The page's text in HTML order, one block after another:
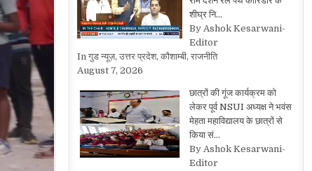
शीघ्र नि…
By Ashok Kesarwani-
Editor
In गुड न्यूज़, उत्तर प्रदेश, कौशाम्बी, राजनीति
August 7, 2026
छात्रों की गूंज कार्यक्रम को
लेकर पूर्व NSUI अध्यक्ष ने भवंस
मेहता महाविद्यालय के छात्रों से
किया सं…
By Ashok Kesarwani-
Editor